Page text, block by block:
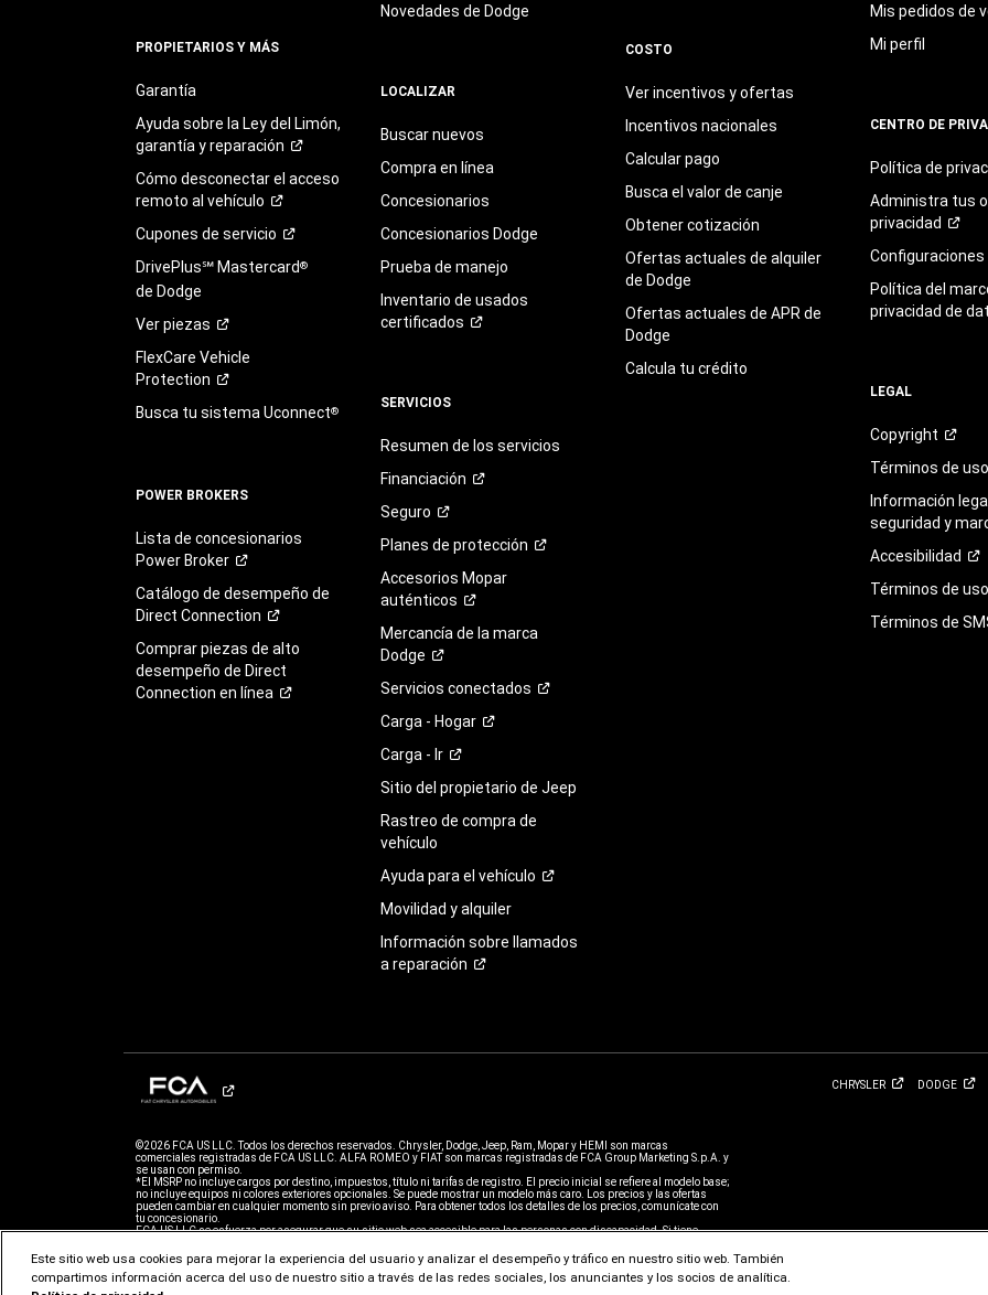
PROPIETARIOS Y MÁS
Garantía
Ayuda sobre la Ley del Limón,
garantía yreparación
Cómo desconectar el acceso
remoto al vehículo
Cupones de servicio
DrivePlus℠ Mastercard®
de Dodge
Verpiezas
FlexCare Vehicle
Protection
Busca tu sistema Uconnect®
POWER BROKERS
Lista de concesionarios
Power Broker
Catálogo de desempeño de
Direct Connection
Comprar piezas de alto
desempeño de Direct
Connection en línea
Novedades de Dodge
LOCALIZAR
Buscar nuevos
Compra en línea
Concesionarios
Concesionarios Dodge
Prueba de manejo
Inventario de usados
certificados
SERVICIOS
Resumen de los servicios
Financiación
Seguro
Planes de protección
Accesorios Mopar
auténticos
Mercancía de la marca
Dodge
Servicios conectados
Carga - Hogar
Carga - Ir
Sitio del propietario de Jeep
Rastreo de compra de
vehículo
Ayuda para el vehículo
Movilidad y alquiler
Información sobre llamados
a reparación
COSTO
Ver incentivos y ofertas
Incentivos nacionales
Calcular pago
Busca el valor de canje
Obtener cotización
Ofertas actuales de alquiler
de Dodge
Ofertas actuales de APR de
Dodge
Calcula tu crédito
Mis pedidos de
Mi perfil
CENTRO DE
Política de
Administra tus
privacidad
Configuraciones
Política del
privacidad de
LEGAL
Copyright
Términos deuso
Información
seguridad y
Accesibilidad
Términos de
Términos de
CHRYSLER DODGE
©2026 FCA US LLC. Todos los derechos reservados. Chrysler, Dodge, Jeep, Ram, Mopar y HEMI son marcas
comerciales registradas de FCA US LLC. ALFA ROMEO y FIAT son marcas registradas de FCA Group Marketing S.p.A. y
se usan con permiso.
*El MSRP no incluye cargos por destino, impuestos, título ni tarifas de registro. El precio inicial se refiere al modelo base;
no incluye equipos ni colores exteriores opcionales. Se puede mostrar un modelo más caro. Los precios y las ofertas
pueden cambiar en cualquier momento sin previo aviso. Para obtener todos los detalles de los precios, comunícate con
tu concesionario.
FCA US LLC se esfuerza por asegurar que su sitio web sea accesible para las personas con discapacidad. Si tiene
sobre un problema. El acceso ahttps://fcagroup.my.site.com/Dodge/s/está sujeto a la política de privacidad y los
términos de uso de FCA US LLC.
Este sitio web usa cookies para mejorar la experiencia del usuario y analizar el desempeño y tráfico en nuestro sitio web. También
compartimos información acerca del uso de nuestro sitio a través de las redes sociales, los anunciantes y los socios de analítica.